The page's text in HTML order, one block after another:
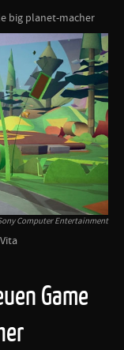
big planet-macher
Computer Entertainment
Game